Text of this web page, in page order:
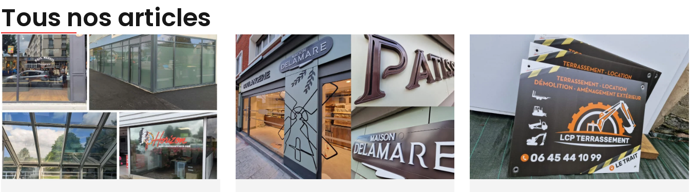
Tous nos articles